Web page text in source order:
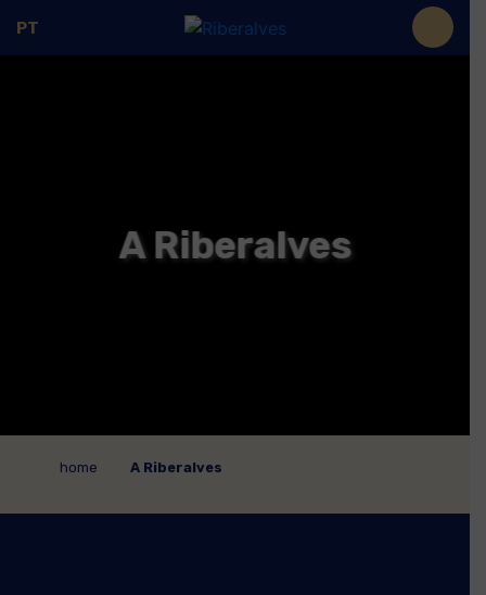
PT
A Riberalves
home A Riberalves